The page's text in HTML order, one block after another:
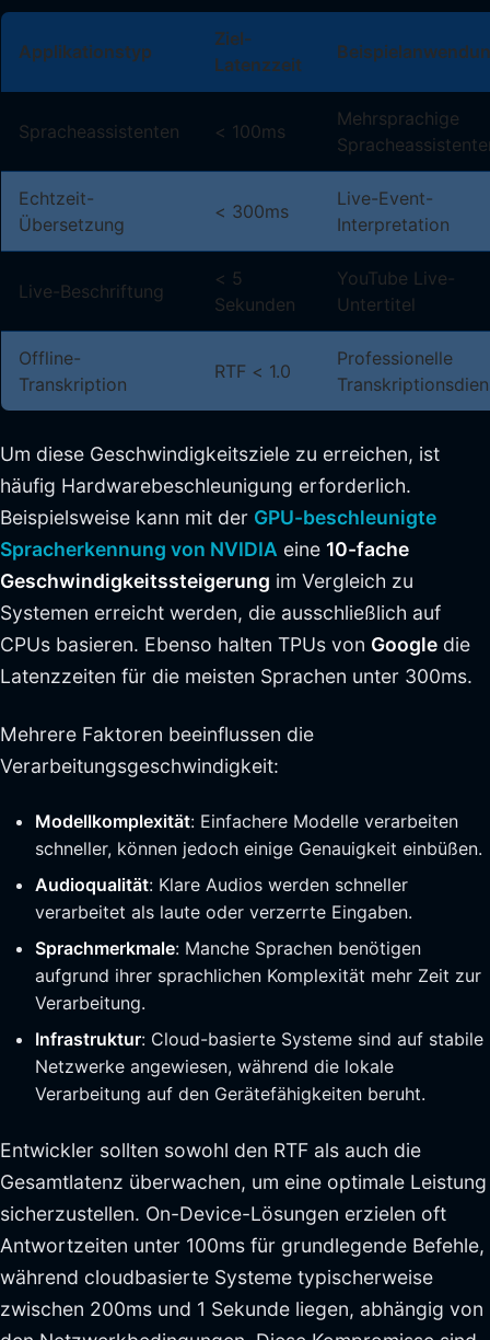
Applikationstyp
Ziel-
Latenzzeit
Spracheassistenten < 100ms
Mehrsprachige
Echtzeit-
Übersetzung
< 300ms
Live-Event-
Interpretation
Live-Beschriftung
< 5
Sekunden
YouTube Live-
Untertitel
Offline-
Transkription
RTF < 1.0
Professionelle
Um diese Geschwindigkeitsziele zu erreichen, ist
häufig Hardwarebeschleunigung erforderlich.
Beispielsweise kann mit der GPU-beschleunigte
Spracherkennung von NVIDIA eine 10-fache
Geschwindigkeitssteigerung im Vergleich zu
Systemen erreicht werden, die ausschließlich auf
CPUs basieren. Ebenso halten TPUs von Google die
Latenzzeiten für die meisten Sprachen unter 300ms.
Mehrere Faktoren beeinflussen die
Verarbeitungsgeschwindigkeit:
Modellkomplexität: Einfachere Modelle verarbeiten
schneller, können jedoch einige Genauigkeit einbüßen.
Audioqualität: Klare Audios werden schneller
verarbeitet als laute oder verzerrte Eingaben.
Sprachmerkmale: Manche Sprachen benötigen
aufgrund ihrer sprachlichen Komplexität mehr Zeit zur
Verarbeitung.
Infrastruktur: Cloud-basierte Systeme sind auf stabile
Netzwerke angewiesen, während die lokale
Verarbeitung auf den Gerätefähigkeiten beruht.
Entwickler sollten sowohl den RTF als auch die
Gesamtlatenz überwachen, um eine optimale Leistung
sicherzustellen. On-Device-Lösungen erzielen oft
Antwortzeiten unter 100ms für grundlegende Befehle,
während cloudbasierte Systeme typischerweise
zwischen 200ms und 1 Sekunde liegen, abhängig von